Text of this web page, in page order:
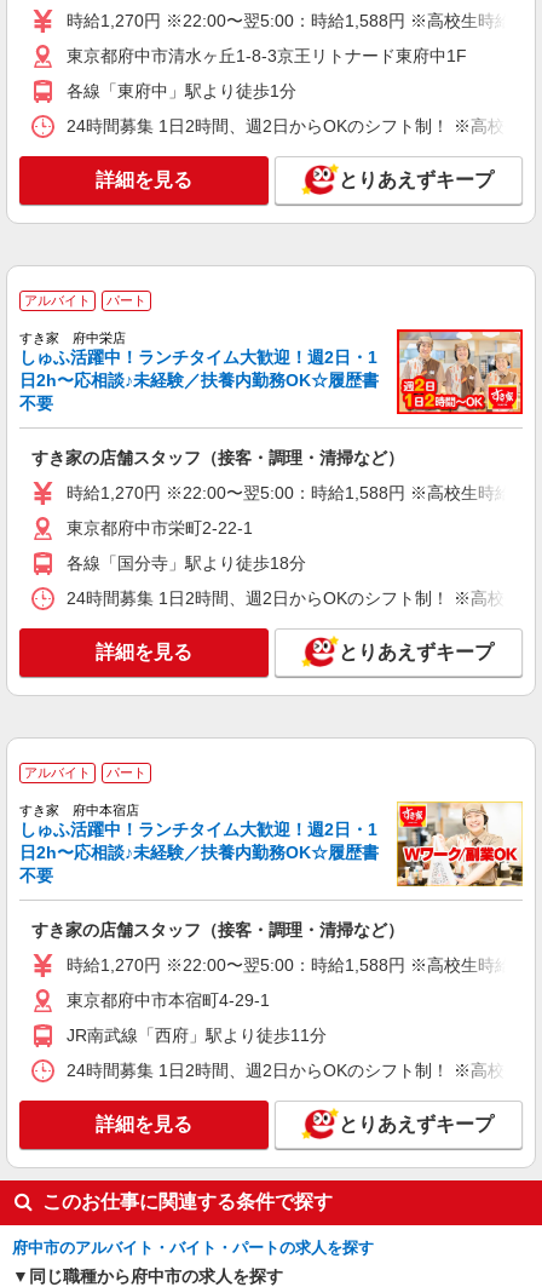
キープ 詳細を見る
アルバイト パート
コンパスグループ・ジャパン株式会社 20848_p
調理員【アルバイト・パート】
(試用期間2ヶ月) 残業が発生した場合、残業代を1
分単位で別途支給します。
日本銀行府中分館食堂 （東京都府中市日鋼町
1-19 日本銀行府中分館内食堂）
アルバイト パート
コンパスグループ・ジャパン株式会社 39241_p
調理師【アルバイト・パート】
分単位で別途支給します。
グランダ府中白糸台 （東京都府中市白糸台1
丁目37-2 グランダ府中白糸台内）
アルバイト パート
調理・食器洗浄・発注
時給1290円〜1440円 ※経験等による ★早朝時
東京都府中市宮町3丁目10-1
キープ
アルバイト パート
コンパスグループ・ジャパン株式会社 39640_p
時給1,300円以上 試用期間中 時給1,300円以上
分単位で別途支給します。
特別養護老人ホーム 府中若松苑 （東京都府
中市若松町4丁目51-5）
株式会社HITOWA フードサービスカンパニー
月給28万3,000円〜33万5,000円 固定残業時間
（トータル） 30.00時間/月 残業代 5万1,000円〜6
す。 賞与年2回
はなことばプラス府中 （東京都府中市分梅町
3-54-5）
時給1,270円 ※22:00〜翌5:00：時給1,588円 ※高校生時給
東京都府中市清水ヶ丘1-8-3京王リトナード東府中1F
各線「東府中」駅より徒歩1分
24時間募集 1日2時間、週2日からOKのシフト制！ ※高校生
詳細を見る とりあえずキープ
アルバイト パート
すき家 府中栄店
しゅふ活躍中！ランチタイム大歓迎！週2日・1
日2h〜応相談♪未経験／扶養内勤務OK☆履歴書
不要
すき家の店舗スタッフ（接客・調理・清掃など）
時給1,270円 ※22:00〜翌5:00：時給1,588円 ※高校生時給
東京都府中市栄町2-22-1
各線「国分寺」駅より徒歩18分
24時間募集 1日2時間、週2日からOKのシフト制！ ※高校生
詳細を見る とりあえずキープ
アルバイト パート
すき家 府中本宿店
しゅふ活躍中！ランチタイム大歓迎！週2日・1
日2h〜応相談♪未経験／扶養内勤務OK☆履歴書
不要
すき家の店舗スタッフ（接客・調理・清掃など）
時給1,270円 ※22:00〜翌5:00：時給1,588円 ※高校生時給
東京都府中市本宿町4-29-1
JR南武線「西府」駅より徒歩11分
24時間募集 1日2時間、週2日からOKのシフト制！ ※高校生
詳細を見る とりあえずキープ
このお仕事に関連する条件で探す
府中市のアルバイト・バイト・パートの求人を探す
同じ職種から府中市の求人を探す